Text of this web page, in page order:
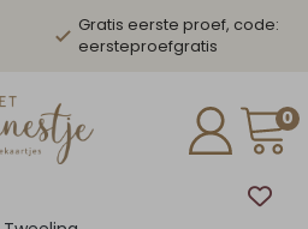
Gratis eerste proef, code:
eersteproefgratis
0